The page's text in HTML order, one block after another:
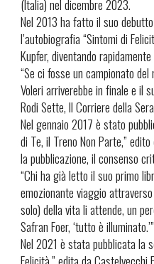
(Italia) nel dicembre 2023.
Nel 2013 ha fatto il suo
l’autobiografia “Sintomi di
Kupfer, diventando
“Se ci fosse un campionato
Voleri arriverebbe in finale e il
Rodi Sette, Il Corriere della Sera
Nel gennaio 2017 è stato
di Te, il Treno Non Parte,”
la pubblicazione, il consenso
“Chi ha già letto il suo primo
emozionante viaggio
solo) della vita li attende, un
Safran Foer, ‘tutto è
Nel 2021 è stata pubblicata la
Felicità,” edita da Castelvecchi